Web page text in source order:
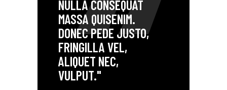
NULLA CONSEQUAT
MASSA QUISENIM.
DONEC PEDE JUSTO,
FRINGILLA VEL,
ALIQUET NEC,
VULPUT."